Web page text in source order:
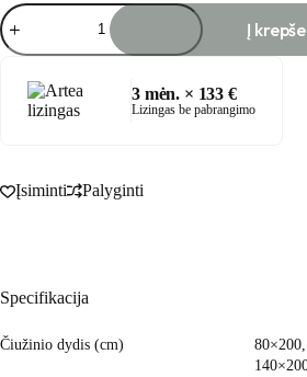
produkto
kiekis:
MELI
čiužinys
Į
3mėn. × 133 €
Lizingas be pabrangimo
Įsiminti Palyginti
Specifikacija
Čiužinio dydis (cm)